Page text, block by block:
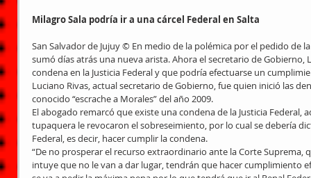
Milagro Sala podría ir a una cárcel Federal en Salta
San Salvador de Jujuy © En medio de la polémica por el pedido de
sumó días atrás una nueva arista. Ahora el secretario de Gobierno,
condena en la Justicia Federal y que podría efectuarse un
Luciano Rivas, actual secretario de Gobierno, fue quien inició las
conocido “escrache a Morales” del año 2009.
El abogado remarcó que existe una condena de la Justicia Federal,
tupaquera le revocaron el sobreseimiento, por lo cual se debería
Federal, es decir, hacer cumplir la condena.
“De no prosperar el recurso extraordinario ante la Corte
intuye que no le van a dar lugar, tendrán que hacer cumplimiento